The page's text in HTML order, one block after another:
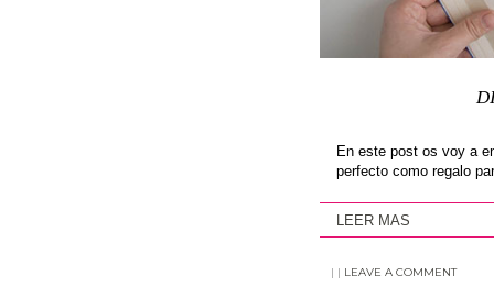
En este post os voy a
perfecto como regalo
LEER MAS
| | LEAVE A COMMENT